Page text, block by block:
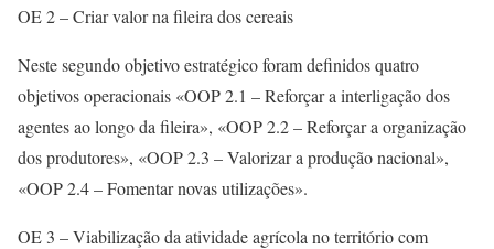
OE 2 – Criar valor na fileira dos cereais
Neste segundo objetivo estratégico foram definidos quatro
objetivos operacionais «OOP 2.1 – Reforçar a interligação dos
agentes ao longo da fileira», «OOP 2.2 – Reforçar a organização
dos produtores», «OOP 2.3 – Valorizar a produção nacional»,
«OOP 2.4 – Fomentar novas utilizações».
OE 3 – Viabilização da atividade agrícola no território com